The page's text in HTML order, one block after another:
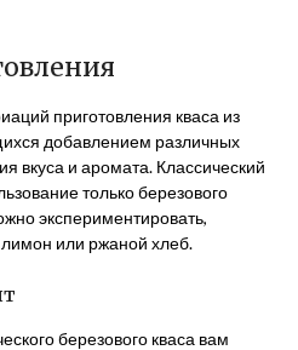
приготовления кваса из
добавлением различных
вкуса и аромата. Классический
только березового
экспериментировать,
или ржаной хлеб.
березового кваса вам